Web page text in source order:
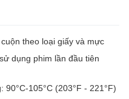
theo loại giấy và mực
dụng phim lần đầu tiên
105°C (203°F - 221°F)